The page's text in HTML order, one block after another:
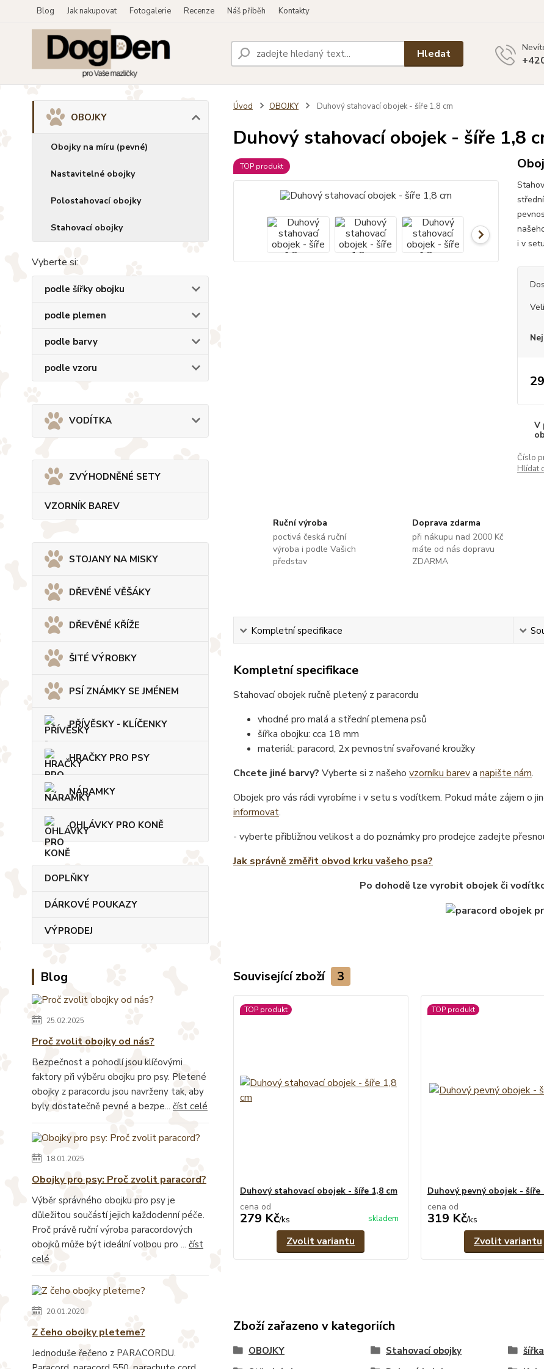
Blog Jak nakupovat Fotogalerie Recenze Náš příběh Kontakty
Hledat
OBOJKY
Obojky na míru (pevné)
Nastavitelné obojky
Polostahovací obojky
Stahovací obojky
Vyberte si:
podle šířky obojku
podle plemen
podle barvy
podle vzoru
VODÍTKA
ZVÝHODNĚNÉ SETY
VZORNÍK BAREV
STOJANY NA MISKY
DŘEVĚNÉ VĚŠÁKY
DŘEVĚNÉ KŘÍŽE
ŠITÉ VÝROBKY
PSÍ ZNÁMKY SE JMÉNEM
PŘÍVĚSKY - KLÍČENKY
HRAČKY PRO PSY
NÁRAMKY
OHLÁVKY PRO KONĚ
DOPLŇKY
DÁRKOVÉ POUKAZY
VÝPRODEJ
Blog
25.02.2025
Proč zvolit obojky od nás?
Bezpečnost a pohodlí jsou klíčovými
faktory při výběru obojku pro psy. Pletené
obojky z paracordu jsou navrženy tak, aby
byly dostatečně pevné a bezpe... číst celé
18.01.2025
Obojky pro psy: Proč zvolit paracord?
Výběr správného obojku pro psy je
důležitou součástí jejich každodenní péče.
Proč právě ruční výroba paracordových
obojků může být ideální volbou pro ... číst
celé
20.01.2020
Z čeho obojky pleteme?
Jednoduše řečeno z PARACORDU.
Úvod OBOJKY Duhový stahovací obojek - šíře 1,8 cm
Duhový stahovací obojek - šíře 1,8
TOP produkt
i v
V
Číslo
Hlídat
Ruční výroba
poctivá česká ruční
výroba i podle Vašich
představ
Doprava zdarma
při nákupu nad 2000 Kč
máte od nás dopravu
ZDARMA
Kompletní specifikace
Kompletní specifikace
Stahovací obojek ručně pletený z paracordu
vhodné pro malá a střední plemena psů
šířka obojku: cca 18 mm
materiál: paracord, 2x pevnostní svařované kroužky
Chcete jiné barvy? Vyberte si z našeho vzorníku bareva napište nám.
Obojek pro vás rádi vyrobíme i v setu s vodítkem. Pokud máte zájem o
informovat.
- vyberte přibližnou velikost a do poznámky pro prodejce zadejte
Jak správně změřit obvod krku vašeho psa?
Po dohodě lze vyrobit obojek či
Související zboží 3
TOP produkt
Duhový stahovací obojek - šíře 1,8 cm
cena od
279 Kč/ks skladem
Zvolit variantu
TOP produkt
Duhový pevný obojek - šíře
cena od
319 Kč/ks
Zvolit variantu
Zboží zařazeno v kategoriích
OBOJKY Stahovací obojky